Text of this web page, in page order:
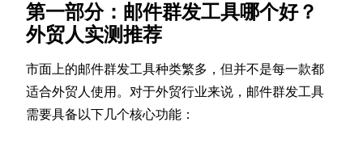
第一部分：邮件群发工具哪个好？
外贸人实测推荐
市面上的邮件群发工具种类繁多，但并不是每一款都
适合外贸人使用。对于外贸行业来说，邮件群发工具
需要具备以下几个核心功能：